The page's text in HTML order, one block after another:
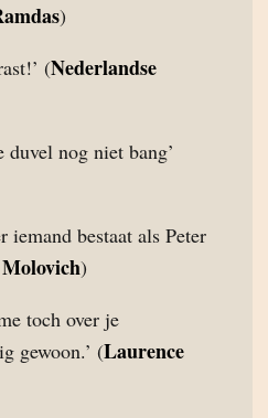
)
(Nederlandse
duvel nog niet bang’
iemand bestaat als Peter
)
toch over je
gewoon.’ (Laurence